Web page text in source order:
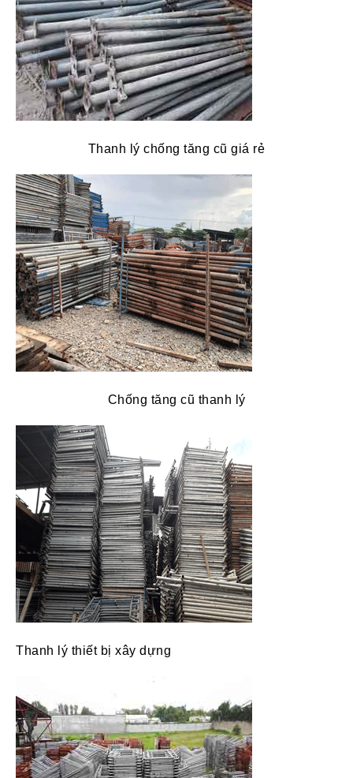
Thanh lý chống tăng cũ giá rẻ
Chống tăng cũ thanh lý
Thanh lý thiết bị xây dựng